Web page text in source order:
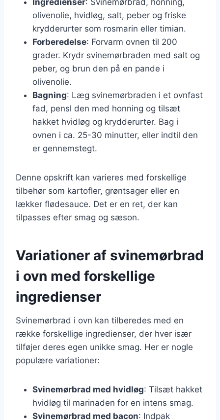
olivenolie, hvidløg, salt, peber og friske
krydderurter som rosmarin eller timian.
Forberedelse: Forvarm ovnen til 200
grader. Krydr svinemørbraden med salt og
peber, og brun den på en pande i
olivenolie.
Bagning: Læg svinemørbraden i et ovnfast
fad, pensl den med honning og tilsæt
hakket hvidløg og krydderurter. Bag i
ovnen i ca. 25-30 minutter, eller indtil den
er gennemstegt.
Denne opskrift kan varieres med forskellige
tilbehør som kartofler, grøntsager eller en
lækker flødesauce. Det er en ret, der kan
tilpasses efter smag og sæson.
Variationer af svinemørbrad
i ovn med forskellige
ingredienser
Svinemørbrad i ovn kan tilberedes med en
række forskellige ingredienser, der hver især
tilføjer deres egen unikke smag. Her er nogle
populære variationer:
Svinemørbrad med hvidløg: Tilsæt hakket
hvidløg til marinaden for en intens smag.
Svinemørbrad med bacon: Indpak